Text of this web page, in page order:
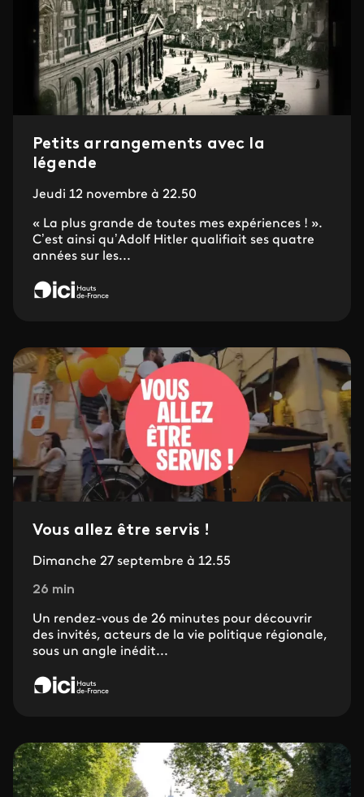
Petits arrangements avec la
légende
Jeudi 12 novembre à 22.50
« La plus grande de toutes mes expériences ! ».
C’est ainsi qu’Adolf Hitler qualifiait ses quatre
années sur les...
Vous allez être servis !
Dimanche 27 septembre à 12.55
26 min
Un rendez-vous de 26 minutes pour découvrir
des invités, acteurs de la vie politique régionale,
sous un angle inédit...